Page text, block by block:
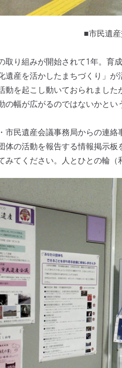
■市民遺
取り組みが開始されて1年。育
遺産を活かしたまちづくり」
動を起こし動いておられまし
の幅が広がるのではないかと
市民遺産会議事務局からの連
体の活動を報告する情報掲示
みてください。人とひとの輪（